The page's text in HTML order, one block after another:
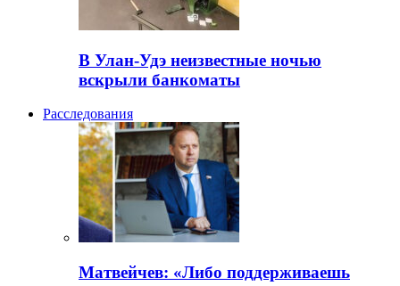
В Улан-Удэ неизвестные ночью
вскрыли банкоматы
Расследования
Матвейчев: «Либо поддерживаешь